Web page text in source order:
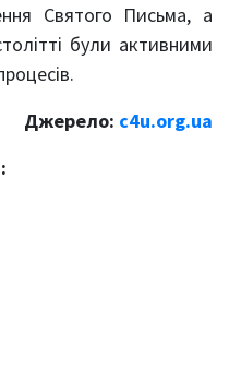
Святого Письма, а
були активними
Джерело: c4u.org.ua